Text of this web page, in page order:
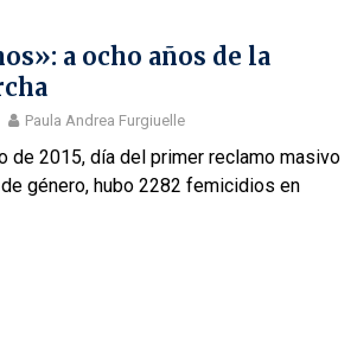
a ocho años de la
Paula Andrea Furgiuelle
de 2015, día del primer reclamo masivo
género, hubo 2282 femicidios en